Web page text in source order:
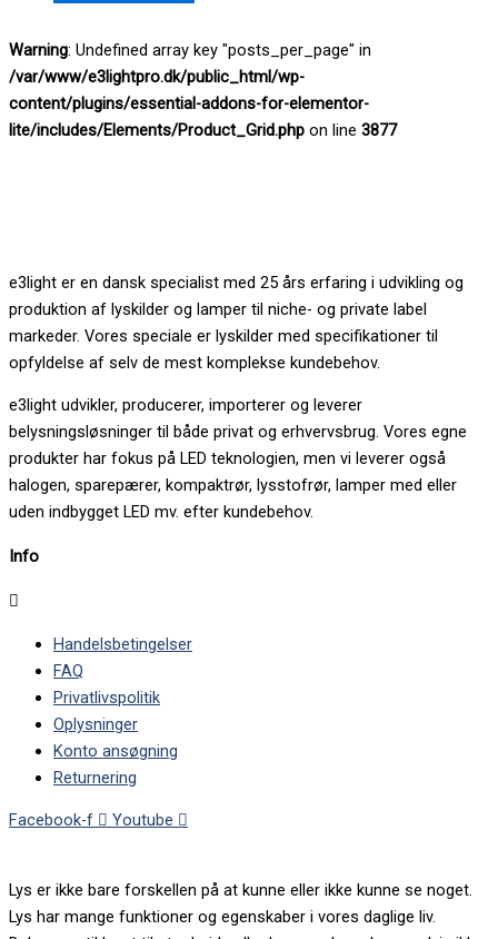
Warning: Undefined array key "posts_per_page" in
/var/www/e3lightpro.dk/public_html/wp-
content/plugins/essential-addons-for-elementor-
lite/includes/Elements/Product_Grid.php on line 3877
e3light er en dansk specialist med 25 års erfaring i udvikling og
produktion af lyskilder og lamper til niche- og private label
markeder. Vores speciale er lyskilder med specifikationer til
opfyldelse af selv de mest komplekse kundebehov.
e3light udvikler, producerer, importerer og leverer
belysningsløsninger til både privat og erhvervsbrug. Vores egne
produkter har fokus på LED teknologien, men vi leverer også
halogen, sparepærer, kompaktrør, lysstofrør, lamper med eller
uden indbygget LED mv. efter kundebehov.
Info
Handelsbetingelser
FAQ
Privatlivspolitik
Oplysninger
Konto ansøgning
Returnering
Facebook-f Youtube
Lys er ikke bare forskellen på at kunne eller ikke kunne se noget.
Lys har mange funktioner og egenskaber i vores daglige liv.